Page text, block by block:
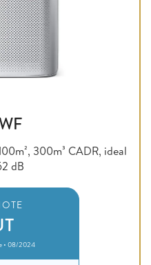
300m³ CADR, ideal
dB
• 08/2024